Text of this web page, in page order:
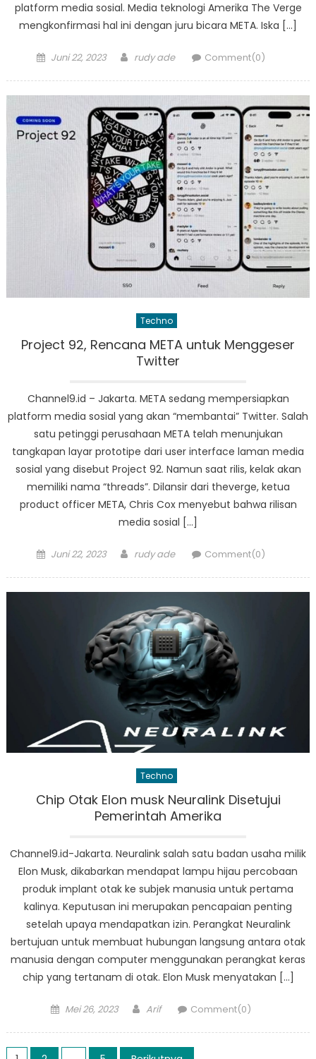
platform media sosial. Media teknologi Amerika The Verge
mengkonfirmasi hal ini dengan juru bicara META. Iska […]
Posted
Juni 22, 2023 Author
rudy ade Comment(0)
Techno
Project 92, Rencana META untuk Menggeser
Twitter
Channel9.id – Jakarta. META sedang mempersiapkan
platform media sosial yang akan “membantai” Twitter. Salah
satu petinggi perusahaan META telah menunjukan
tangkapan layar prototipe dari user interface laman media
sosial yang disebut Project 92. Namun saat rilis, kelak akan
memiliki nama “threads”. Dilansir dari theverge, ketua
product officer META, Chris Cox menyebut bahwa rilisan
media sosial […]
Posted
Juni 22, 2023 Author
rudy ade Comment(0)
Techno
Chip Otak Elon musk Neuralink Disetujui
Pemerintah Amerika
Channel9.id-Jakarta. Neuralink salah satu badan usaha milik
Elon Musk, dikabarkan mendapat lampu hijau percobaan
produk implant otak ke subjek manusia untuk pertama
kalinya. Keputusan ini merupakan pencapaian penting
setelah upaya mendapatkan izin. Perangkat Neuralink
bertujuan untuk membuat hubungan langsung antara otak
manusia dengan computer menggunakan perangkat keras
chip yang tertanam di otak. Elon Musk menyatakan […]
Posted
Mei 26, 2023 Author
Arif Comment(0)